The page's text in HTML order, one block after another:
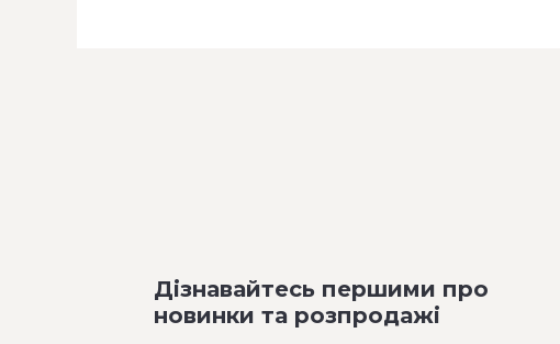
Дізнавайтесь першими про
новинки та розпродажі